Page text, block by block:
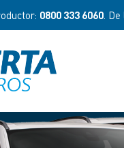
0800 333 6060 .